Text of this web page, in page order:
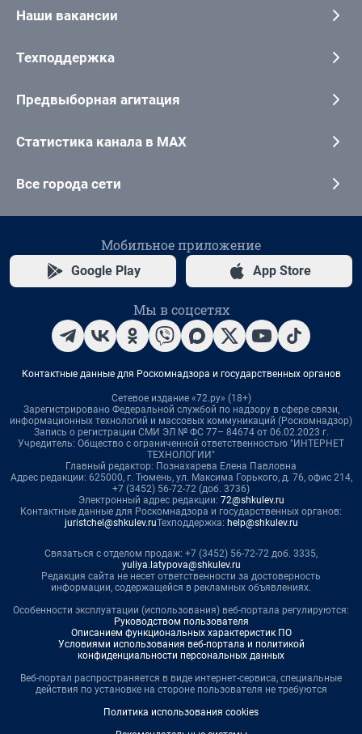
Наши вакансии
Техподдержка
Предвыборная агитация
Статистика канала в MAX
Все города сети
Мобильное приложение
Google Play App Store
Мы в соцсетях
Контактные данные для Роскомнадзора и государственных органов
Сетевое издание «72.ру» (18+)
Зарегистрировано Федеральной службой по надзору в сфере связи,
информационных технологий и массовых коммуникаций (Роскомнадзор)
Запись о регистрации СМИ ЭЛ № ФС 77– 84674 от 06.02.2023 г.
Учредитель: Общество с ограниченной ответственностью "ИНТЕРНЕТ
ТЕХНОЛОГИИ"
Главный редактор: Познахарева Елена Павловна
Адрес редакции: 625000, г. Тюмень, ул. Максима Горького, д. 76, офис 214,
+7 (3452) 56-72-72 (доб. 3736)
Электронный адрес редакции: 72@shkulev.ru
Контактные данные для Роскомнадзора и государственных органов:
juristchel@shkulev.ruТехподдержка: help@shkulev.ru
Связаться с отделом продаж: +7 (3452) 56-72-72 доб. 3335,
yuliya.latypova@shkulev.ru
Редакция сайта не несет ответственности за достоверность
информации, содержащейся в рекламных объявлениях.
Особенности эксплуатации (использования) веб-портала регулируются:
Руководством пользователя
Описанием функциональных характеристик ПО
Условиями использования веб-портала и политикой
конфиденциальности персональных данных
Веб-портал распространяется в виде интернет-сервиса, специальные
действия по установке на стороне пользователя не требуются
Политика использования cookies